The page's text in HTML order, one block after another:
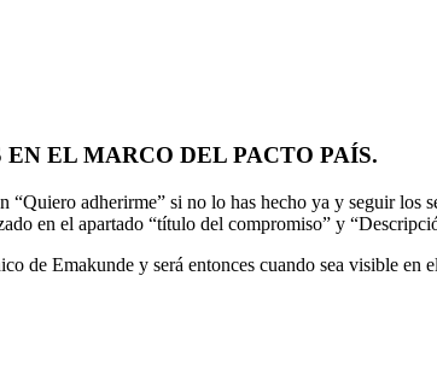
EL MARCO DEL PACTO PAÍS.
adherirme” si no lo has hecho ya y seguir los
en el apartado “título del compromiso” y
de Emakunde y será entonces cuando sea visible